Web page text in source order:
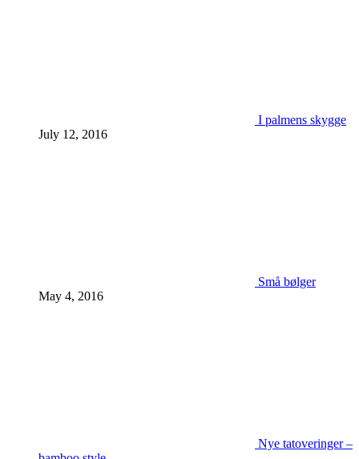
I palmens skygge
July 12, 2016
Små bølger
May 4, 2016
Nye tatoveringer –